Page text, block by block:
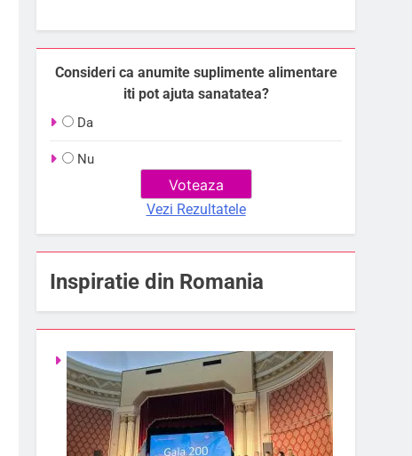
Consideri ca anumite suplimente alimentare
iti pot ajuta sanatatea?
Da
Nu
Vezi Rezultatele
Inspiratie din Romania